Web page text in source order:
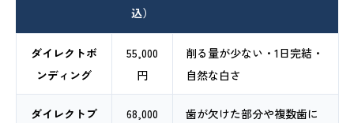
込）
ダイレクトボ
ンディング
55,000
円
削る量が少ない・1日完結・
自然な白さ
ダイレクトブ
68,000
歯が欠けた部分や複数歯に